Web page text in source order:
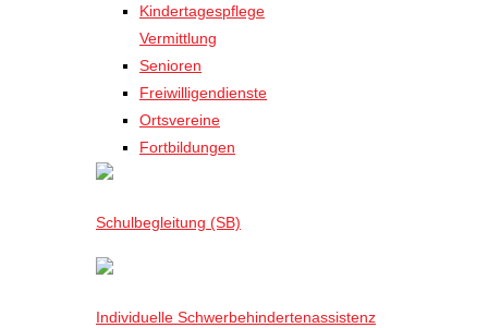
Kindertagespflege
Vermittlung
Senioren
Freiwilligendienste
Ortsvereine
Fortbildungen
Schulbegleitung (SB)
Individuelle Schwerbehindertenassistenz